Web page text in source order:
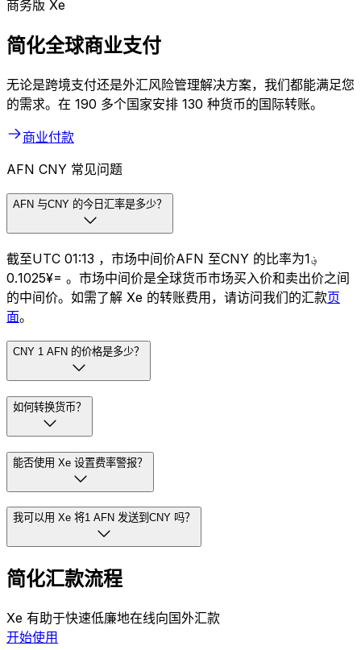
商务版 Xe
简化全球商业支付
无论是跨境支付还是外汇风险管理解决方案，我们都能满足您
的需求。在 190 多个国家安排 130 种货币的国际转账。
商业付款
AFN CNY 常见问题
AFN 与CNY 的今日汇率是多少？
截至UTC 01:13 ，市场中间价AFN 至CNY 的比率为؋1
=¥0.1025 。市场中间价是全球货币市场买入价和卖出价之间
的中间价。如需了解 Xe 的转账费用，请访问我们的汇款页
面。
CNY 1 AFN 的价格是多少？
如何转换货币？
能否使用 Xe 设置费率警报？
我可以用 Xe 将1 AFN 发送到CNY 吗？
简化汇款流程
Xe 有助于快速低廉地在线向国外汇款
开始使用